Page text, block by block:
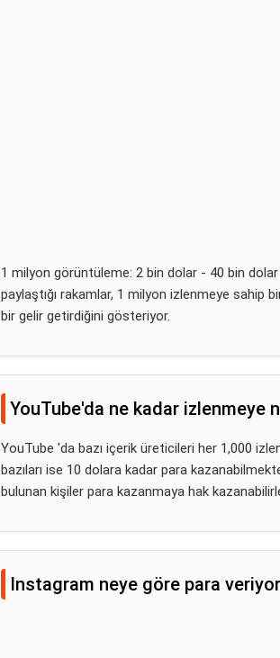
1 milyon görüntüleme: 2 bin dolar - 40 bin
paylaştığı rakamlar, 1 milyon izlenmeye sahip
bir gelir getirdiğini gösteriyor.
YouTube'da ne kadar izlenmeye
YouTube 'da bazı içerik üreticileri her 1,000
bazıları ise 10 dolara kadar para
bulunan kişiler para kazanmaya hak
Instagram neye göre para